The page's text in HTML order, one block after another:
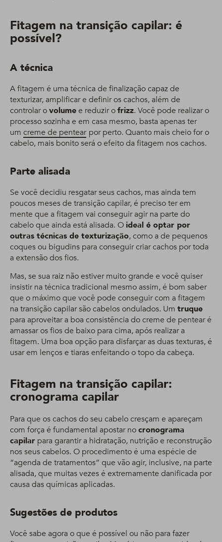
Fitagem na transição capilar: é
possível?
A técnica
A fitagem é uma técnica de finalização capaz de
texturizar, amplificar e definir os cachos, além de
controlar ovolumee reduzir ofrizz. Você pode realizar o
processo sozinha e em casa mesmo, basta apenas ter
um creme de pentear por perto. Quanto mais cheio for o
cabelo, mais bonito será o efeito da fitagem nos cachos.
Parte alisada
Se você decidiu resgatar seus cachos, mas ainda tem
poucos meses de transição capilar, é preciso ter em
mente que a fitagem vai conseguir agir na parte do
cabelo que ainda está alisada. O ideal é optar por
outras técnicas de texturização, como a de pequenos
coques ou bigudins para conseguir criar cachos por toda
a extensão dos fios.
Mas, se sua raiz não estiver muito grande e você quiser
insistir na técnica tradicional mesmo assim, é bom saber
que o máximo que você pode conseguir com a fitagem
na transição capilar são cabelos ondulados. Um truque
para aproveitar a boa consistência do creme de pentear é
amassar os fios de baixo para cima, após realizar a
fitagem. Uma boa opção para disfarçar as duas texturas, é
usar em lenços e tiaras enfeitando o topo da cabeça.
Fitagem na transição capilar:
cronograma capilar
Para que os cachos do seu cabelo cresçam e apareçam
com força é fundamental apostar nocronograma
capilar para garantir a hidratação, nutrição e reconstrução
nos seus cabelos. O procedimento é uma espécie de
“agenda de tratamentos” que vão agir, inclusive, na parte
alisada, que muitas vezes é extremamente danificada por
causa das químicas aplicadas.
Sugestões de produtos
Você sabe agora o que é possível ou não para fazer